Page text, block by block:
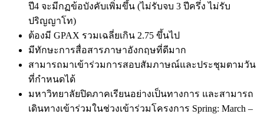
ปี4 จะมีกฏข้อบังคับเพิ่มขึ้น (ไม่รับจบ 3 ปีครึ่ง ไม่รับ
ปริญญาโท)
ต้องมี GPAX รวมเฉลี่ยเกิน 2.75 ขึ้นไป
มีทักษะการสื่อสารภาษาอังกฤษที่ดีมาก
สามารถมาเข้าร่วมการสอบสัมภาษณ์และประชุมตามวัน
ที่กำหนดได้
มหาวิทยาลัยปิดภาคเรียนอย่างเป็นทางการ และสามารถ
เดินทางเข้าร่วมในช่วงเข้าร่วมโครงการ Spring: March –